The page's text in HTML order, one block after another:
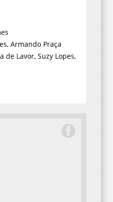
Armando Praça
de Lavor, Suzy Lopes,